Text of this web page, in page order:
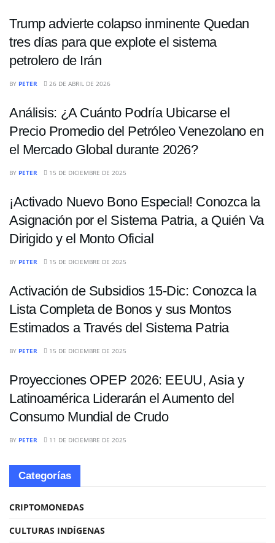
Trump advierte colapso inminente Quedan
tres días para que explote el sistema
petrolero de Irán
BY PETER 26 DE ABRIL DE 2026
Análisis: ¿A Cuánto Podría Ubicarse el
Precio Promedio del Petróleo Venezolano en
el Mercado Global durante 2026?
BY PETER 15 DE DICIEMBRE DE 2025
¡Activado Nuevo Bono Especial! Conozca la
Asignación por el Sistema Patria, a Quién Va
Dirigido y el Monto Oficial
BY PETER 15 DE DICIEMBRE DE 2025
Activación de Subsidios 15-Dic: Conozca la
Lista Completa de Bonos y sus Montos
Estimados a Través del Sistema Patria
BY PETER 15 DE DICIEMBRE DE 2025
Proyecciones OPEP 2026: EEUU, Asia y
Latinoamérica Liderarán el Aumento del
Consumo Mundial de Crudo
BY PETER 11 DE DICIEMBRE DE 2025
Categorías
CRIPTOMONEDAS
CULTURAS INDÍGENAS